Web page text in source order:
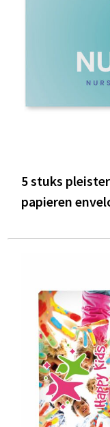
5 stuks
papieren